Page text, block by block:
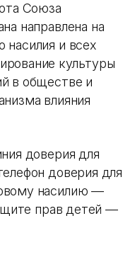
Союза
направлена на
насилия и всех
культуры
в обществе и
влияния
доверия для
доверия для
насилию —
прав детей —